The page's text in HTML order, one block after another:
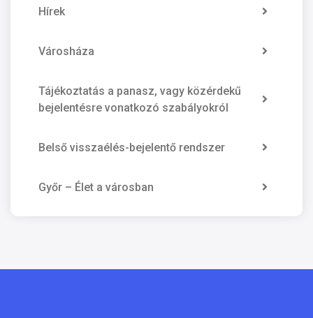
Hírek
Városháza
Tájékoztatás a panasz, vagy közérdekű
bejelentésre vonatkozó szabályokról
Belső visszaélés-bejelentő rendszer
Győr – Élet a városban